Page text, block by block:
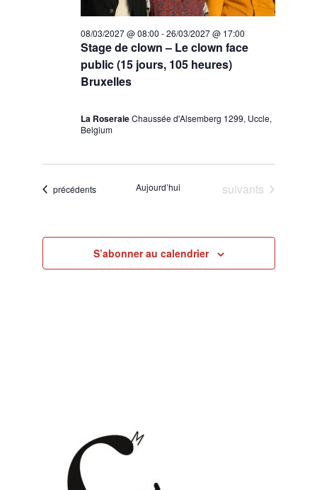
Stage de clown – Le clown face
public (15 jours, 105 heures)
Bruxelles
08/03/2027 @ 08:00 -26/03/2027 @ 17:00
La RoseraieChaussée d'Alsemberg 1299, Uccle,
Belgium
Évènements
précédents Aujourd’hui Évènements
suivants
S’abonner au calendrier